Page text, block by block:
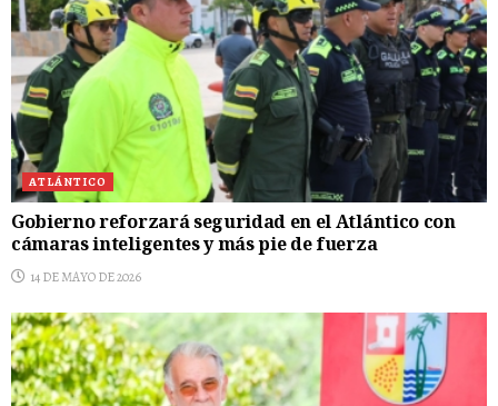
ATLÁNTICO
Gobierno reforzará seguridad en el Atlántico con
cámaras inteligentes y más pie de fuerza
14 DE MAYO DE 2026